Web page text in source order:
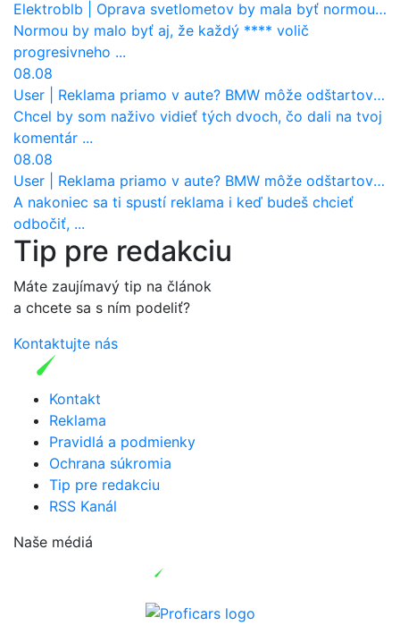
Elektroblb
Oprava svetlometov by mala byť normou. Jeden nový dnes stojí priemerne 1251 eur!
Normou by malo byť aj, že každý **** volič
progresivneho ...
08.08
User
Reklama priamo v aute? BMW môže odštartovať nový trend
Chcel by som naživo vidieť tých dvoch, čo dali na tvoj
komentár ...
08.08
User
Reklama priamo v aute? BMW môže odštartovať nový trend
A nakoniec sa ti spustí reklama i keď budeš chcieť
odbočiť, ...
Tip pre redakciu
Máte zaujímavý tip na článok
a chcete sa s ním podeliť?
Kontaktujte nás
Kontakt
Reklama
Pravidlá a podmienky
Ochrana súkromia
Tip pre redakciu
RSS Kanál
Naše médiá